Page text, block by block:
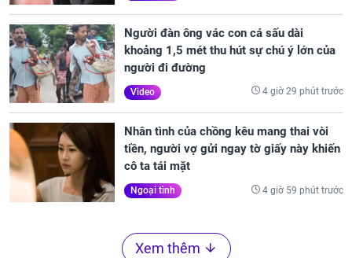
Người đàn ông vác con cá sấu dài
khoảng 1,5 mét thu hút sự chú ý lớn của
người đi đường
Video 4 giờ 29 phút trước
Nhân tình của chồng kêu mang thai vòi
tiền, người vợ gửi ngay tờ giấy này khiến
cô ta tái mặt
Ngoại tình 4 giờ 59 phút trước
Xem thêm